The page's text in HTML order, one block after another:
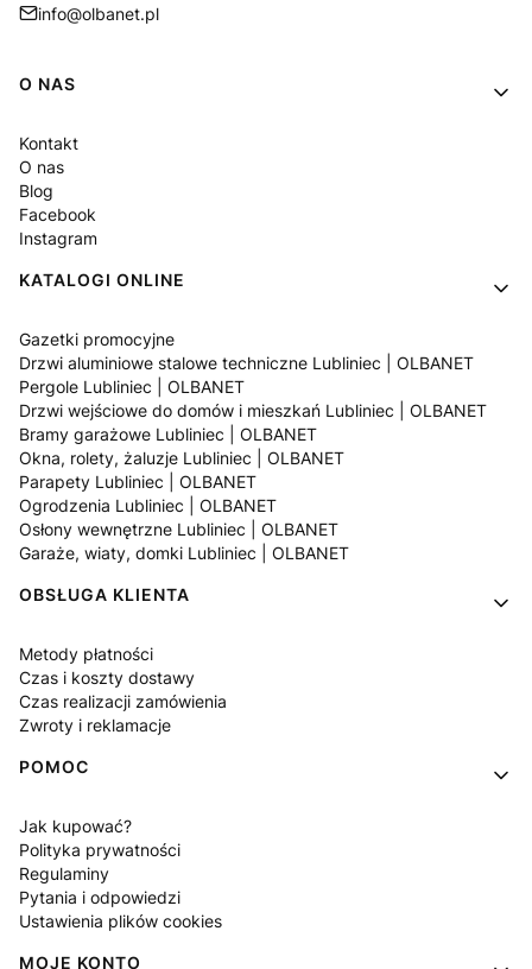
info@olbanet.pl
Linki w stopce
O NAS
Kontakt
O nas
Blog
Facebook
Instagram
KATALOGI ONLINE
Gazetki promocyjne
Drzwi aluminiowe stalowe techniczne Lubliniec | OLBANET
Pergole Lubliniec | OLBANET
Drzwi wejściowe do domów i mieszkań Lubliniec | OLBANET
Bramy garażowe Lubliniec | OLBANET
Okna, rolety, żaluzje Lubliniec | OLBANET
Parapety Lubliniec | OLBANET
Ogrodzenia Lubliniec | OLBANET
Osłony wewnętrzne Lubliniec | OLBANET
Garaże, wiaty, domki Lubliniec | OLBANET
OBSŁUGA KLIENTA
Metody płatności
Czas i koszty dostawy
Czas realizacji zamówienia
Zwroty i reklamacje
POMOC
Jak kupować?
Polityka prywatności
Regulaminy
Pytania i odpowiedzi
Ustawienia plików cookies
MOJE KONTO